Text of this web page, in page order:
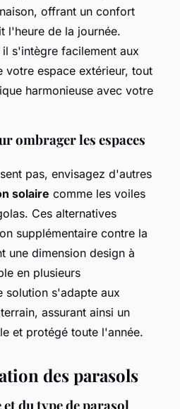
offrant un confort
l'heure de la journée.
s'intègre facilement aux
votre espace extérieur, tout
harmonieuse avec votre
ombrager les espaces
pas, envisagez d'autres
solaire comme les voiles
Ces alternatives
supplémentaire contre la
une dimension design à
en plusieurs
solution s'adapte aux
assurant ainsi un
et protégé toute l'année.
des parasols
du type de parasol